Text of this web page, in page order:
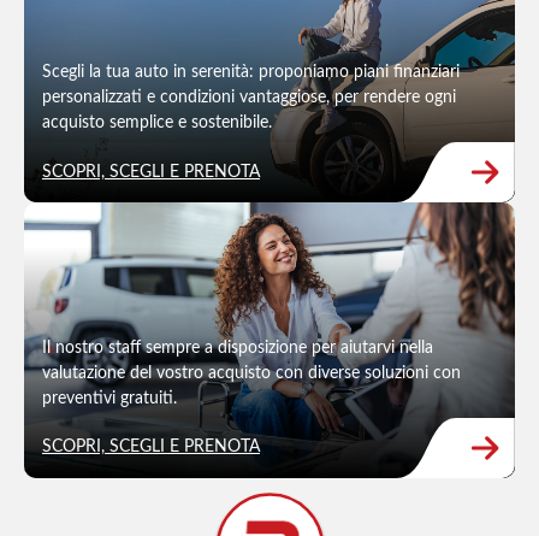
Scegli la tua auto in serenità: proponiamo piani finanziari
personalizzati e condizioni vantaggiose, per rendere ogni
acquisto semplice e sostenibile.
SCOPRI, SCEGLI E PRENOTA
Il nostro staff sempre a disposizione per aiutarvi nella
valutazione del vostro acquisto con diverse soluzioni con
preventivi gratuiti.
SCOPRI, SCEGLI E PRENOTA